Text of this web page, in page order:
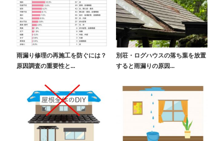
雨漏り修理の再施工を防ぐには？
原因調査の重要性と...
別荘・ログハウスの落ち葉を放置
すると雨漏りの原因...